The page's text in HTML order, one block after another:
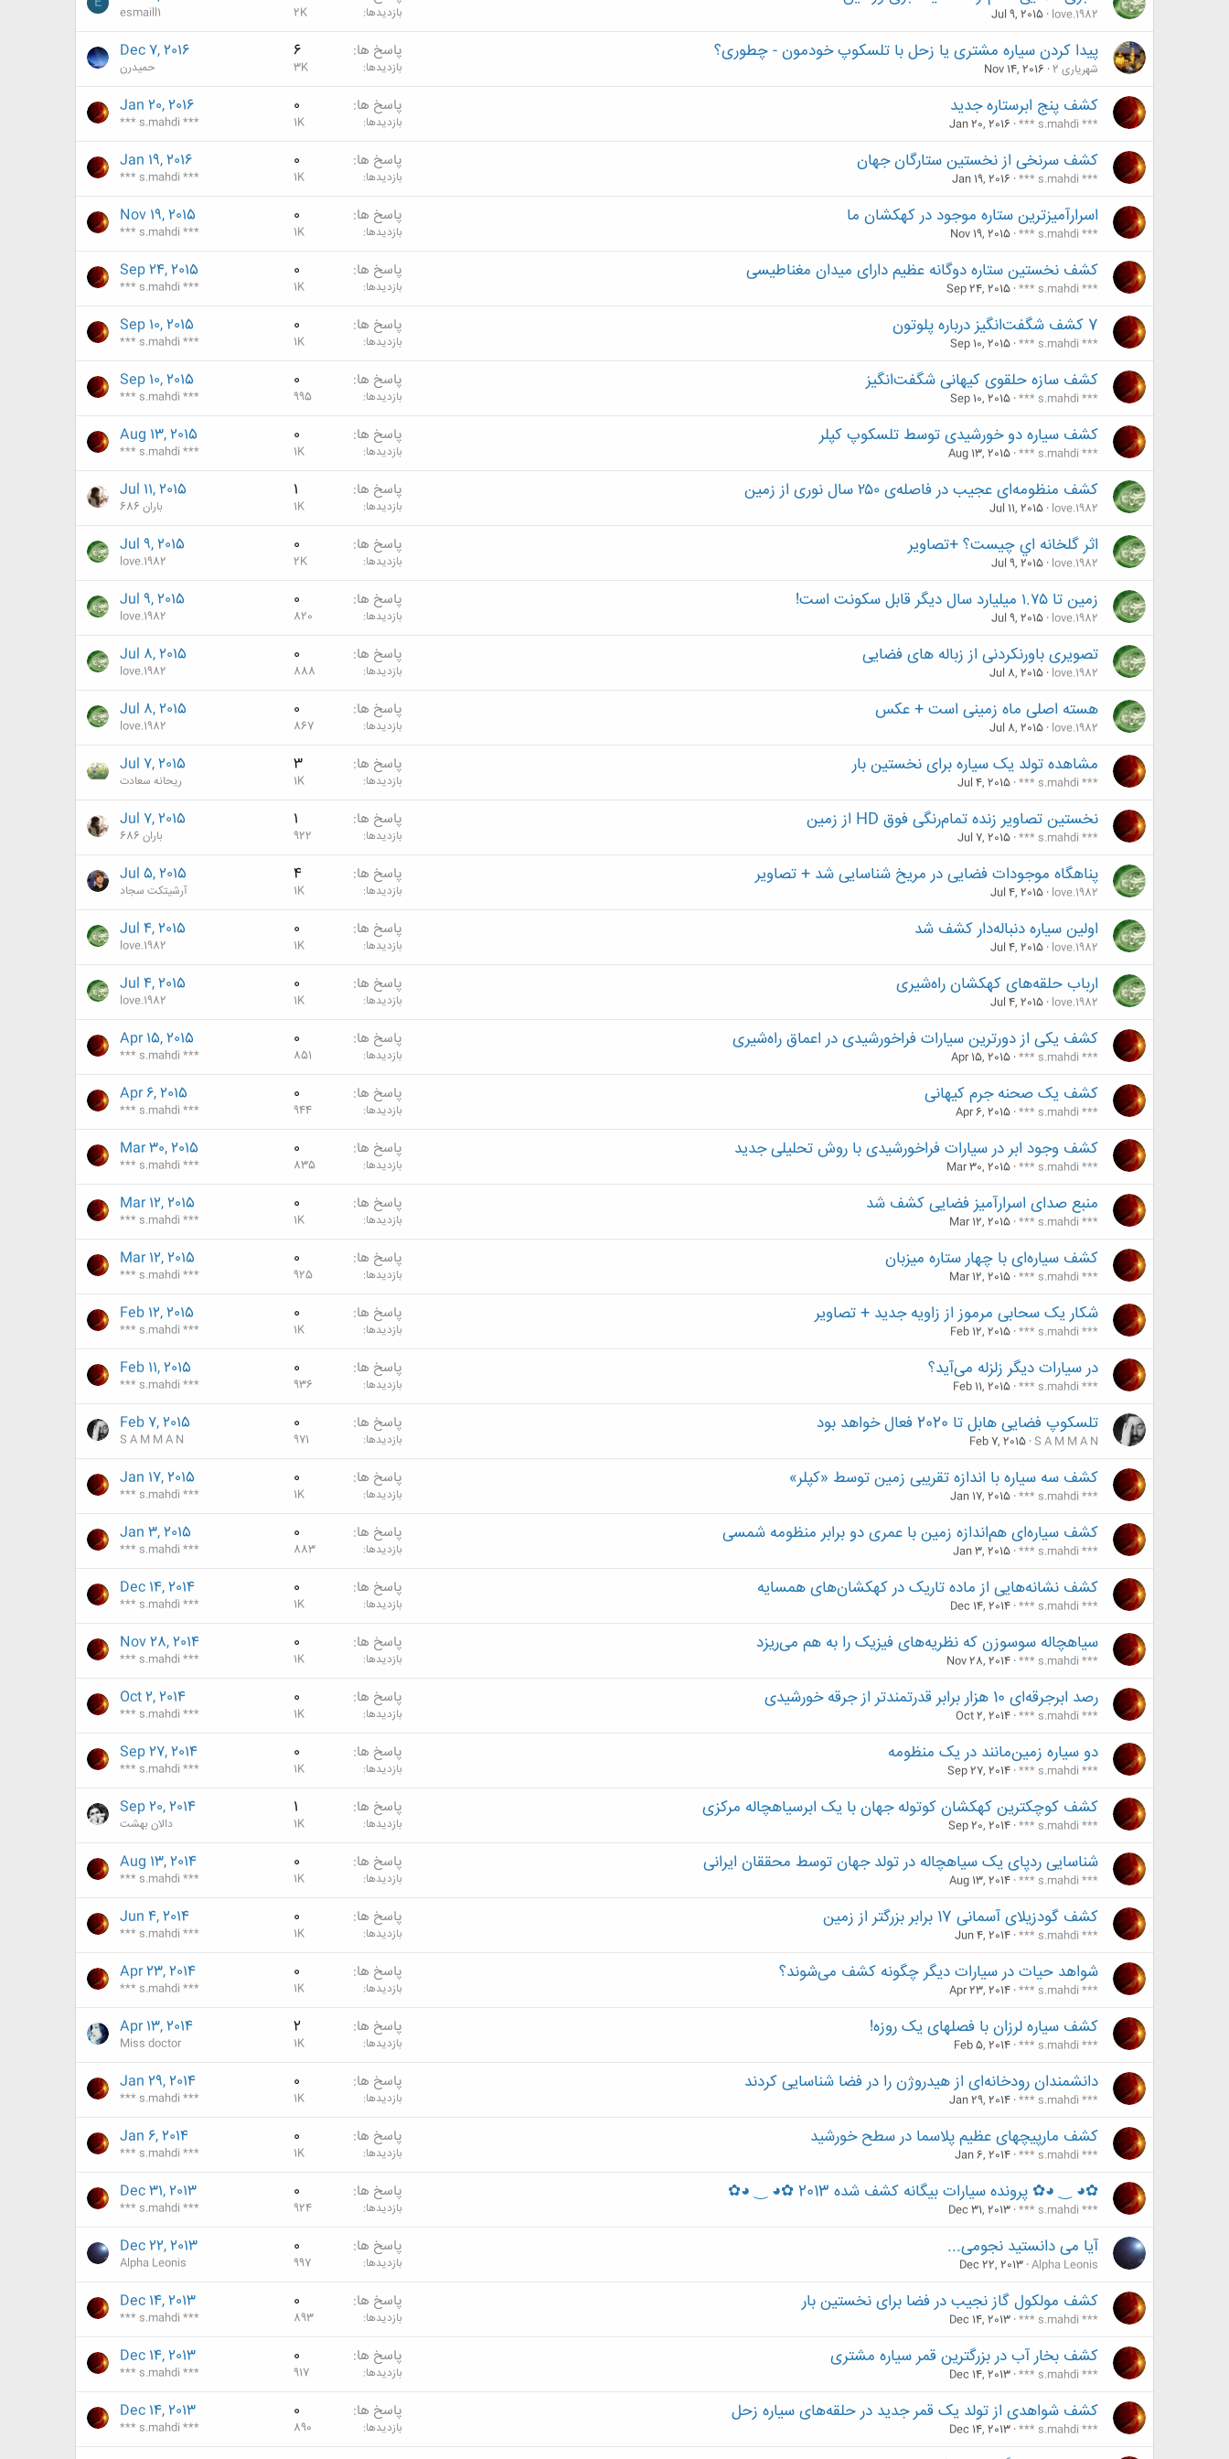
love.1982
Jul 9, 2015 بازدیدها 2K
esmaill1
پیدا کردن سیاره مشتری یا زحل با تلسکوپ خودمون - چطوری؟
شهریاری 2 Nov 14, 2016
پاسخ ها 6
بازدیدها 3K
Dec 7, 2016
حميدرن
کشف پنج ابر‌ستاره جدید
*** s.mahdi ***
Jan 20, 2016
پاسخ ها 0
بازدیدها 1K
Jan 20, 2016
*** s.mahdi ***
کشف سرنخی از نخستین ستارگان جهان
*** s.mahdi ***
Jan 19, 2016
پاسخ ها 0
بازدیدها 1K
Jan 19, 2016
*** s.mahdi ***
اسرارآمیزترین ستاره موجود در کهکشان ما
*** s.mahdi ***
Nov 19, 2015
پاسخ ها 0
بازدیدها 1K
Nov 19, 2015
*** s.mahdi ***
کشف نخستین ستاره دوگانه عظیم دارای میدان مغناطیسی
*** s.mahdi ***
Sep 24, 2015
پاسخ ها 0
بازدیدها 1K
Sep 24, 2015
*** s.mahdi ***
7 کشف شگفت‌انگیز درباره پلوتون
*** s.mahdi ***
Sep 10, 2015
پاسخ ها 0
بازدیدها 1K
Sep 10, 2015
*** s.mahdi ***
کشف سازه حلقوی‌ کیهانی شگفت‌انگیز
*** s.mahdi ***
Sep 10, 2015
پاسخ ها 0
بازدیدها 995
Sep 10, 2015
*** s.mahdi ***
کشف سیاره دو خورشیدی توسط تلسکوپ کپلر
*** s.mahdi ***
Aug 13, 2015
پاسخ ها 0
بازدیدها 1K
Aug 13, 2015
*** s.mahdi ***
کشف منظومه‌ای عجیب در فاصله‌ی ۲۵۰ سال نوری از زمین
love.1982
Jul 11, 2015
پاسخ ها 1
بازدیدها 1K
Jul 11, 2015
باران 686
اثر گلخانه اي چیست؟ +تصاویر
love.1982
Jul 9, 2015
پاسخ ها 0
بازدیدها 2K
Jul 9, 2015
love.1982
زمین تا ۱.۷۵ میلیارد سال دیگر قابل سکونت است!
love.1982
Jul 9, 2015
پاسخ ها 0
بازدیدها 820
Jul 9, 2015
love.1982
تصویری باورنکردنی از زباله های فضایی
love.1982
Jul 8, 2015
پاسخ ها 0
بازدیدها 888
Jul 8, 2015
love.1982
هسته اصلی ماه زمینی است + عکس
love.1982
Jul 8, 2015
پاسخ ها 0
بازدیدها 867
Jul 8, 2015
love.1982
مشاهده تولد یک سیاره برای نخستین بار
*** s.mahdi ***
Jul 4, 2015
پاسخ ها 3
بازدیدها 1K
Jul 7, 2015
ریحانه سعادت
نخستین تصاویر زنده تمام‌رنگی فوق HD از زمین
*** s.mahdi ***
Jul 7, 2015
پاسخ ها 1
بازدیدها 922
Jul 7, 2015
باران 686
پناهگاه موجودات فضایی در مریخ شناسایی شد + تصاویر
love.1982
Jul 4, 2015
پاسخ ها 4
بازدیدها 1K
Jul 5, 2015
آرشيتكت سجاد
اولین سیاره دنباله‌دار کشف شد
love.1982
Jul 4, 2015
پاسخ ها 0
بازدیدها 1K
Jul 4, 2015
love.1982
ارباب حلقه‌های کهکشان راه‌شیری
love.1982
Jul 4, 2015
پاسخ ها 0
بازدیدها 1K
Jul 4, 2015
love.1982
کشف یکی از دورترین سیارات فراخورشیدی در اعماق راه‌شیری
*** s.mahdi ***
Apr 15, 2015
پاسخ ها 0
بازدیدها 851
Apr 15, 2015
*** s.mahdi ***
کشف یک صحنه جرم کیهانی
*** s.mahdi ***
Apr 6, 2015
پاسخ ها 0
بازدیدها 944
Apr 6, 2015
*** s.mahdi ***
کشف وجود ابر در سیارات فراخورشیدی با روش تحلیلی جدید
*** s.mahdi ***
Mar 30, 2015
پاسخ ها 0
بازدیدها 835
Mar 30, 2015
*** s.mahdi ***
منبع صدای اسرارآمیز فضایی کشف شد
*** s.mahdi ***
Mar 12, 2015
پاسخ ها 0
بازدیدها 1K
Mar 12, 2015
*** s.mahdi ***
کشف سیاره‌ای با چهار ستاره میزبان
*** s.mahdi ***
Mar 12, 2015
پاسخ ها 0
بازدیدها 925
Mar 12, 2015
*** s.mahdi ***
شکار یک سحابی مرموز از زاویه جدید + تصاویر
*** s.mahdi ***
Feb 12, 2015
پاسخ ها 0
بازدیدها 1K
Feb 12, 2015
*** s.mahdi ***
در سیارات دیگر زلزله می‌آید؟
*** s.mahdi ***
Feb 11, 2015
پاسخ ها 0
بازدیدها 936
Feb 11, 2015
*** s.mahdi ***
تلسکوپ فضایی هابل تا 2020 فعال خواهد بود
S A M M A N
Feb 7, 2015
پاسخ ها 0
بازدیدها 971
Feb 7, 2015
S A M M A N
کشف سه سیاره با اندازه تقریبی زمین توسط «کپلر»
*** s.mahdi ***
Jan 17, 2015
پاسخ ها 0
بازدیدها 1K
Jan 17, 2015
*** s.mahdi ***
کشف سیاره‌ای هم‌اندازه زمین با عمری دو برابر منظومه شمسی
*** s.mahdi ***
Jan 3, 2015
پاسخ ها 0
بازدیدها 883
Jan 3, 2015
*** s.mahdi ***
کشف نشانه‌هایی از ماده تاریک در کهکشان‌های همسایه
*** s.mahdi ***
Dec 14, 2014
پاسخ ها 0
بازدیدها 1K
Dec 14, 2014
*** s.mahdi ***
سیاهچاله‌ سوسوزن که نظریه‌های فیزیک را به هم می‌ریزد
*** s.mahdi ***
Nov 28, 2014
پاسخ ها 0
بازدیدها 1K
Nov 28, 2014
*** s.mahdi ***
رصد ابرجرقه‌ای 10 هزار برابر قدرتمندتر از جرقه خورشیدی
*** s.mahdi ***
Oct 2, 2014
پاسخ ها 0
بازدیدها 1K
Oct 2, 2014
*** s.mahdi ***
دو سیاره زمین‌مانند در یک منظومه
*** s.mahdi ***
Sep 27, 2014
پاسخ ها 0
بازدیدها 1K
Sep 27, 2014
*** s.mahdi ***
کشف کوچکترین کهکشان کوتوله جهان با یک ابرسیاهچاله مرکزی
*** s.mahdi ***
Sep 20, 2014
پاسخ ها 1
بازدیدها 1K
Sep 20, 2014
دالان بهشت
شناسایی ردپای یک سیاهچاله در تولد جهان توسط محققان ایرانی
*** s.mahdi ***
Aug 13, 2014
پاسخ ها 0
بازدیدها 1K
Aug 13, 2014
*** s.mahdi ***
کشف گودزیلای آسمانی 17 برابر بزرگتر از زمین
*** s.mahdi ***
Jun 4, 2014
پاسخ ها 0
بازدیدها 1K
Jun 4, 2014
*** s.mahdi ***
شواهد حیات در سیارات دیگر چگونه کشف می‌شوند؟
*** s.mahdi ***
Apr 23, 2014
پاسخ ها 0
بازدیدها 1K
Apr 23, 2014
*** s.mahdi ***
کشف سیاره‌ لرزان با فصلهای یک روزه!
*** s.mahdi ***
Feb 5, 2014
پاسخ ها 2
بازدیدها 1K
Apr 13, 2014
Miss doctor
دانشمندان رودخانه‌ای از هیدروژن را در فضا شناسایی کردند
*** s.mahdi ***
Jan 29, 2014
پاسخ ها 0
بازدیدها 1K
Jan 29, 2014
*** s.mahdi ***
کشف مارپیچهای عظیم پلاسما در سطح خورشید
*** s.mahdi ***
Jan 6, 2014
پاسخ ها 0
بازدیدها 1K
Jan 6, 2014
*** s.mahdi ***
✿◕ ‿ ◕✿ پرونده سیارات بیگانه کشف شده 2013 ✿◕ ‿ ◕✿
*** s.mahdi ***
Dec 31, 2013
پاسخ ها 0
بازدیدها 924
Dec 31, 2013
*** s.mahdi ***
آیا می دانستید نجومی...
Alpha Leonis
Dec 22, 2013
پاسخ ها 0
بازدیدها 997
Dec 22, 2013
Alpha Leonis
کشف مولکول گاز نجیب در فضا برای نخستین بار
*** s.mahdi ***
Dec 14, 2013
پاسخ ها 0
بازدیدها 893
Dec 14, 2013
*** s.mahdi ***
کشف بخار آب در بزرگترین قمر سیاره مشتری
*** s.mahdi ***
Dec 14, 2013
پاسخ ها 0
بازدیدها 917
Dec 14, 2013
*** s.mahdi ***
کشف شواهدی از تولد یک قمر جدید در حلقه‌های سیاره زحل
*** s.mahdi ***
Dec 14, 2013
پاسخ ها 0
بازدیدها 890
Dec 14, 2013
*** s.mahdi ***